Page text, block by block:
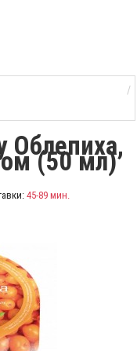
Облепиха,
(50 мл)
45-89 мин.